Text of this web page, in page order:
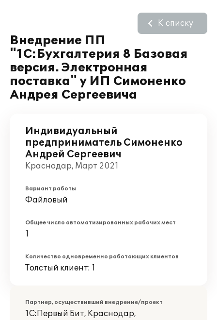
Внедрение ПП
"1С:Бухгалтерия 8 Базовая
версия. Электронная
поставка" у ИП Симоненко
Андрея Сергеевича
К списку
Индивидуальный
предприниматель Симоненко
Андрей Сергеевич
Краснодар, Март 2021
Вариант работы
Файловый
Общее число автоматизированных рабочих мест
1
Количество одновременно работающих клиентов
Толстый клиент: 1
Партнер, осуществивший внедрение/проект
1С:Первый Бит, Краснодар,